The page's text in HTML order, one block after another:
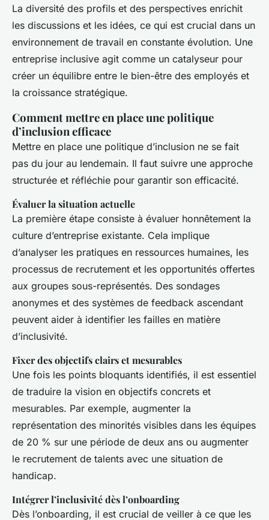
La diversité des profils et des perspectives enrichit
les discussions et les idées, ce qui est crucial dans un
environnement de travail en constante évolution. Une
entreprise inclusive agit comme un catalyseur pour
créer un équilibre entre le bien-être des employés et
la croissance stratégique.
Comment mettre en place une politique
d’inclusion efficace
Mettre en place une politique d’inclusion ne se fait
pas du jour au lendemain. Il faut suivre une approche
structurée et réfléchie pour garantir son efficacité.
Évaluer la situation actuelle
La première étape consiste à évaluer honnêtement la
culture d’entreprise existante. Cela implique
d’analyser les pratiques en ressources humaines, les
processus de recrutement et les opportunités offertes
aux groupes sous-représentés. Des sondages
anonymes et des systèmes de feedback ascendant
peuvent aider à identifier les failles en matière
d’inclusivité.
Fixer des objectifs clairs et mesurables
Une fois les points bloquants identifiés, il est essentiel
de traduire la vision en objectifs concrets et
mesurables. Par exemple, augmenter la
représentation des minorités visibles dans les équipes
de 20 % sur une période de deux ans ou augmenter
le recrutement de talents avec une situation de
handicap.
Intégrer l’inclusivité dès l’onboarding
Dès l’onboarding, il est crucial de veiller à ce que les